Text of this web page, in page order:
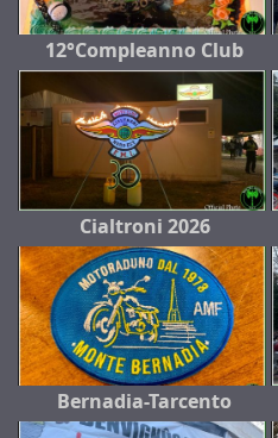
12°Compleanno Club
Cialtroni 2026
Bernadia-Tarcento